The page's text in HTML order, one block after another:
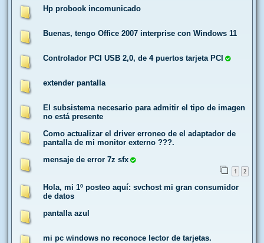
Hp probook incomunicado
Buenas, tengo Office 2007 interprise con Windows 11
Controlador PCI USB 2,0, de 4 puertos tarjeta PCI
extender pantalla
El subsistema necesario para admitir el tipo de imagen
no está presente
Como actualizar el driver erroneo de el adaptador de
pantalla de mi monitor externo ???.
mensaje de error 7z sfx
1 2
Hola, mi 1º posteo aquí: svchost mi gran consumidor
de datos
pantalla azul
mi pc windows no reconoce lector de tarjetas.